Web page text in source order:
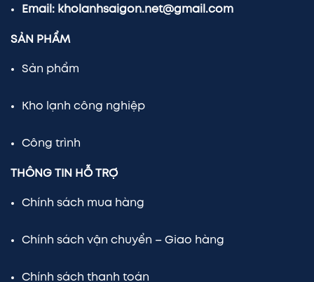
Email: kholanhsaigon.net@gmail.com
SẢN PHẨM
Sản phẩm
Kho lạnh công nghiệp
Công trình
THÔNG TIN HỖ TRỢ
Chính sách mua hàng
Chính sách vận chuyển – Giao hàng
Chính sách thanh toán